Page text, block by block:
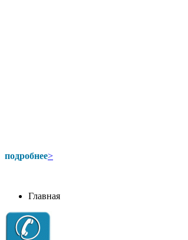
подробнее>
Главная